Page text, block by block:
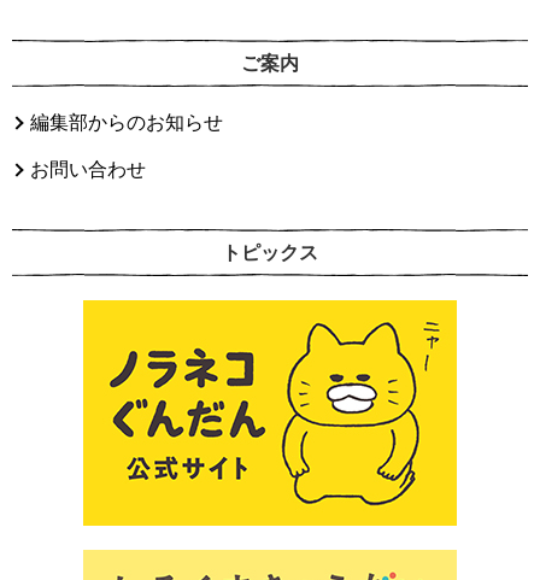
ご案内
編集部からのお知らせ
お問い合わせ
トピックス